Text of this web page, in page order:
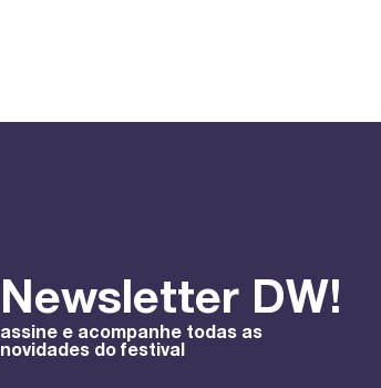
Newsletter DW!
assine e acompanhe todas as
novidades do festival